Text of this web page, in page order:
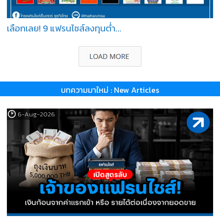
เลือกเลย! 9 แฟรนไชส์ลงทุนต่ำ...
บทความมาใหม่ : New Articles
6-Aug-2026